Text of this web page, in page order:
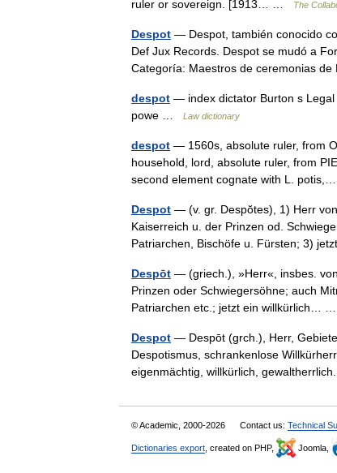
ruler or sovereign. [1913… …
The
Despot — Despot, también conocido
Def Jux Records. Despot se mudó a
Categoría: Maestros de ceremonias
despot — index dictator Burton s Legal
powe …
Law dictionary
despot — 1560s, absolute ruler, from
household, lord, absolute ruler, from
second element cognate with L.
Despot — (v. gr. Despŏtes), 1) Herr
Kaiserreich u. der Prinzen od.
Patriarchen, Bischöfe u. Fürsten; 3)
Despōt — (griech.), »Herr«, insbes.
Prinzen oder Schwiegersöhne; auch
Patriarchen etc.; jetzt ein willkürlich…
Despot — Despōt (grch.), Herr,
Despotismus, schrankenlose
eigenmächtig, willkürlich,
© Academic, 2000-2026 Contact us: Technical
Dictionaries export , created on PHP, Joomla,